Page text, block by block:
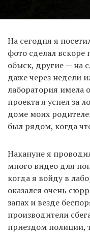
На сегодня я
фото сделал вскоре
обыск, другие — на
даже через недели
лаборатория имела
проекта я успел за
доме моих
был рядом, когда
Накануне я
много видео для
когда я войду в
оказался очень
запах и везде
производители
приездом полиции,